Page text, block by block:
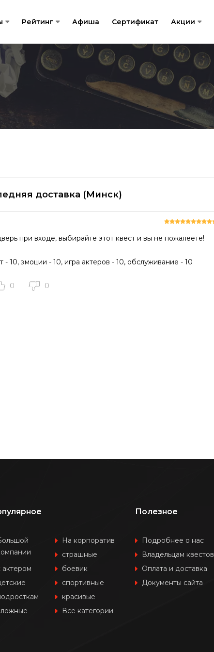
Рейтинг Афиша Сертификат Акции
доставка (Минск)
при входе, выбирайте этот квест и вы не пожалеете!
- 10, эмоции - 10, игра актеров - 10, обслуживание - 10
0 0
На корпоратив
страшные
актером
боевик
спортивные
красивые
Все категории
Полезное
Подробнее о нас
Владельцам квестов
Оплата и доставка
Документы сайта